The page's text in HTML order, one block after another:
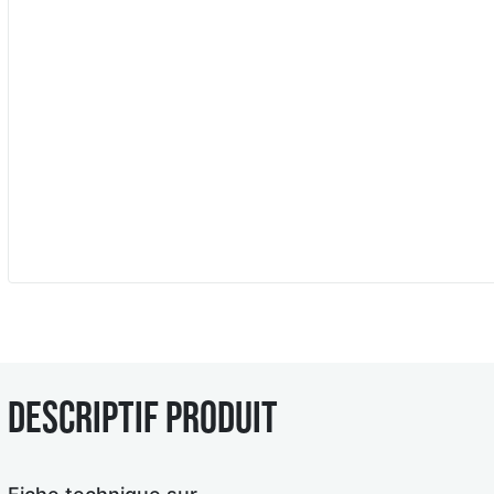
Descriptif produit